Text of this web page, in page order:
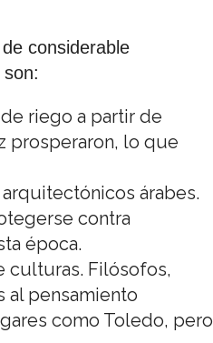
considerable
riego a partir de
prosperaron, lo que
árabes.
contra
época.
culturas. Filósofos,
al pensamiento
como Toledo, pero